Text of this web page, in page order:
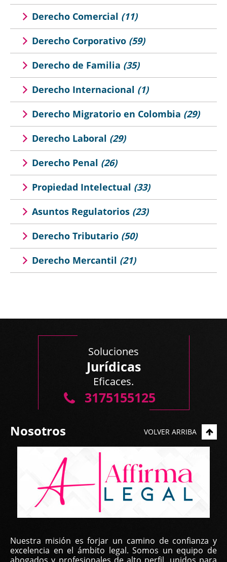
Derecho Comercial (11)
Derecho Corporativo (59)
Derecho de Familia (35)
Derecho Internacional (1)
Derecho Migratorio en Colombia (29)
Derecho Laboral (29)
Derecho Penal (26)
Propiedad Intelectual (33)
Asuntos Regulatorios (23)
Derecho Tributario (50)
Derecho Mercantil (21)
Soluciones
Jurídicas
Eficaces.
3175155125
Nosotros
Nuestra misión es forjar un camino de confianza y
excelencia en el ámbito legal. Somos un equipo de
VOLVER ARRIBA